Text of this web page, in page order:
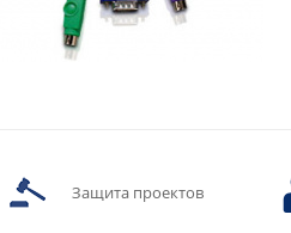
Защита проектов